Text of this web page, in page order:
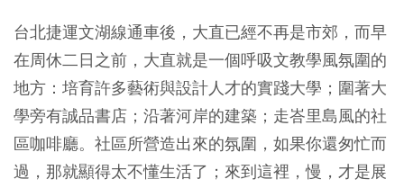
台北捷運文湖線通車後，大直已經不再是市郊，而早
在周休二日之前，大直就是一個呼吸文教學風氛圍的
地方：培育許多藝術與設計人才的實踐大學；圍著大
學旁有誠品書店；沿著河岸的建築；走峇里島風的社
區咖啡廳。社區所營造出來的氛圍，如果你還匆忙而
過，那就顯得太不懂生活了；來到這裡，慢，才是展